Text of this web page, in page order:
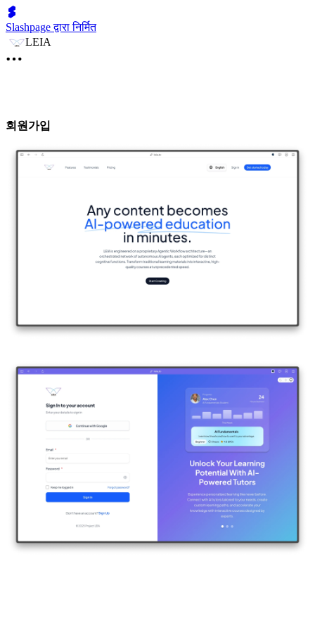
Slashpage द्वारा निर्मित
LEIA
회원가입